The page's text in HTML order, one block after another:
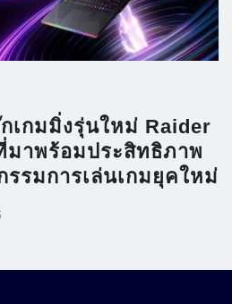
เกมมิ่งรุ่นใหม่ Raider
มาพร้อมประสิทธิภาพ
รมการเล่นเกมยุคใหม่